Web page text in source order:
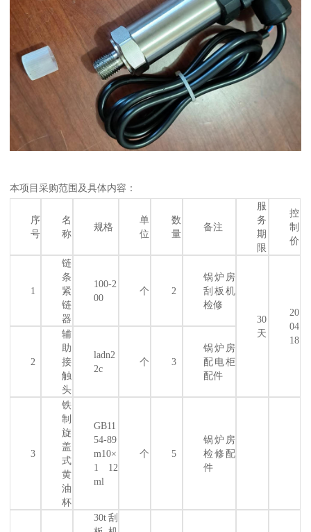
本项目采购范围及具体内容：
序
号
名
称
规格
单
位
数
量
备注
服
务
期
限
控
制
价
1
链
条
紧
链
器
100-2
00
个 2
锅炉房
刮板机
检修
30
天
20
04
18
2
辅
助
接
触
头
ladn2
2c
个 3
锅炉房
配电柜
配件
3
铁
制
旋
盖
式
黄
油
杯
GB11
54-89
m10×
1 12
ml
个 5
锅炉房
检修配
件
30t刮